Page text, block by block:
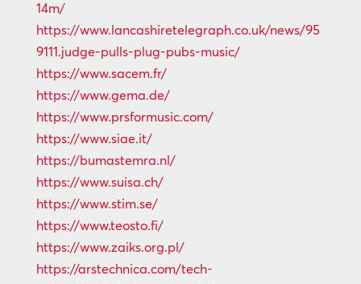
14m/
https://www.lancashiretelegraph.co.uk/news/95
9111.judge-pulls-plug-pubs-music/
https://www.sacem.fr/
https://www.gema.de/
https://www.prsformusic.com/
https://www.siae.it/
https://bumastemra.nl/
https://www.suisa.ch/
https://www.stim.se/
https://www.teosto.fi/
https://www.zaiks.org.pl/
https://arstechnica.com/tech-